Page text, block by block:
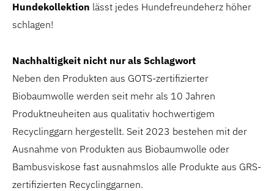
Hundekollektion lässt jedes Hundefreundeherz höher
schlagen!
Nachhaltigkeit nicht nur als Schlagwort
Neben den Produkten aus GOTS-zertifizierter
Biobaumwolle werden seit mehr als 10 Jahren
Produktneuheiten aus qualitativ hochwertigem
Recyclinggarn hergestellt. Seit 2023 bestehen mit der
Ausnahme von Produkten aus Biobaumwolle oder
Bambusviskose fast ausnahmslos alle Produkte aus GRS-
zertifizierten Recyclinggarnen.